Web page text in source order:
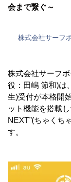
会まで繋ぐ～
株式会社サーフ
株式会社サーフ
役：田嶋 節和)は
生)受付が本格開
ット機能を搭載
NEXT”(ちゃくち
す。